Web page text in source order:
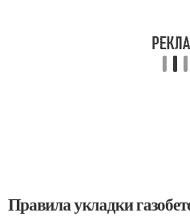
Правила укладки